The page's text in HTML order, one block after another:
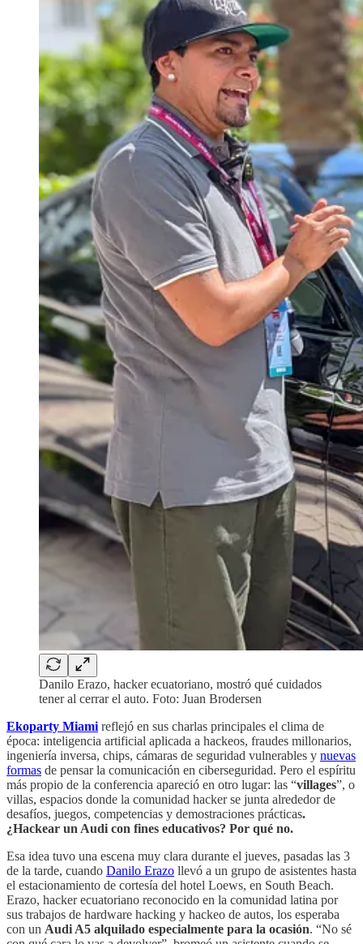
Danilo Erazo, hacker ecuatoriano, mostró qué cuidados
tener al cerrar el auto. Foto: Juan Brodersen
Ekoparty Miami reflejó en sus charlas principales el clima de
época: inteligencia artificial aplicada a hackeos, fraudes millonarios,
ingeniería inversa, chips, cámaras de seguridad vulnerables y nuevas
formas de pensar la comunicación en ciberseguridad. Pero el espíritu
más propio de la conferencia apareció en otro lugar: las “villages”, o
villas, espacios donde la comunidad hacker se junta alrededor de
desafíos, juegos, competencias y demostraciones prácticas.
¿Hackear un Audi con fines educativos? Por qué no.
Esa idea tuvo una escena muy clara durante el jueves, pasadas las 3
de la tarde, cuando Danilo Erazo llevó a un grupo de asistentes hasta
el estacionamiento de cortesía del hotel Loews, en South Beach.
Erazo, hacker ecuatoriano reconocido en la comunidad latina por
sus trabajos de hardware hacking y hackeo de autos, los esperaba
con un Audi A5 alquilado especialmente para la ocasión. “No sé